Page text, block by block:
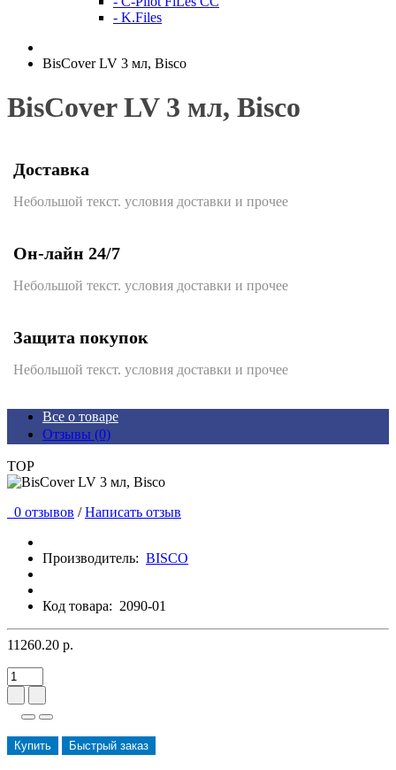
- K.Files
BisCover LV 3 мл, Bisco
BisCover LV 3 мл, Bisco
Доставка
Небольшой текст. условия доставки и прочее
Он-лайн 24/7
Небольшой текст. условия доставки и прочее
Защита покупок
Небольшой текст. условия доставки и прочее
Все о товаре
Отзывы (0)
TOP
0 отзывов / Написать отзыв
Производитель: BISCO
Код товара: 2090-01
11260.20 р.
Купить Быстрый заказ